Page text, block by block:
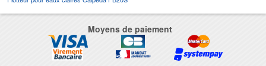
Moyens de paiement